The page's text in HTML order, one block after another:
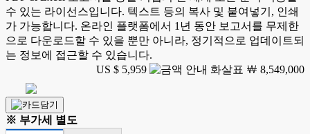
수 있는 라이선스입니다. 텍스트 등의 복사 및 붙여넣기, 인쇄
가 가능합니다. 온라인 플랫폼에서 1년 동안 보고서를 무제한
으로 다운로드할 수 있을 뿐만 아니라, 정기적으로 업데이트되
는 정보에 접근할 수 있습니다.
US $ 5,959
￦ 8,549,000
※ 부가세 별도